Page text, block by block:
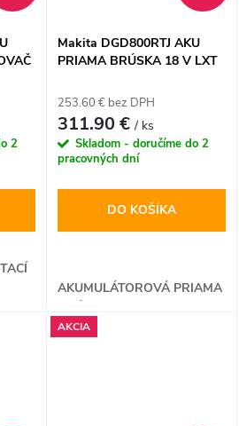
2
Makita DGD800RTJ AKU
PRIAMA BRÚSKA 18 V LXT
253.60 € bez DPH
311.90 €/ ks
Skladom - doručíme do 2
pracovných dní
DO KOŠÍKA
AKUMULÁTOROVÁ PRIAMA
AKCIA